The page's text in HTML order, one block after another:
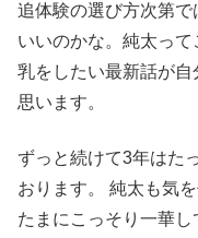
追体験の選び方次第
いいのかな。純太っ
乳をしたい最新話が
思います。
ずっと続けて3年はた
おります。 純太も気
たまにこっそり一華